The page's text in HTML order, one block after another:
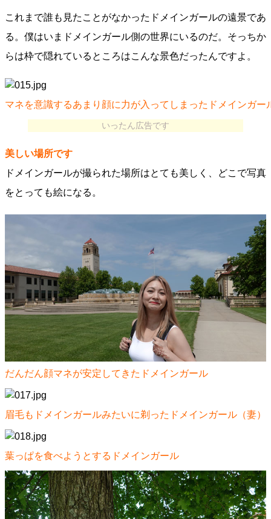
これまで誰も見たことがなかったドメインガールの遠景であ
る。僕はいまドメインガール側の世界にいるのだ。そっちか
らは枠で隠れているところはこんな景色だったんですよ。
マネを意識するあまり顔に力が入ってしまったドメインガー
いったん広告です
美しい場所です
ドメインガールが撮られた場所はとても美しく、どこで写真
をとっても絵になる。
だんだん顔マネが安定してきたドメインガール
眉毛もドメインガールみたいに剃ったドメインガール（妻）
葉っぱを食べようとするドメインガール